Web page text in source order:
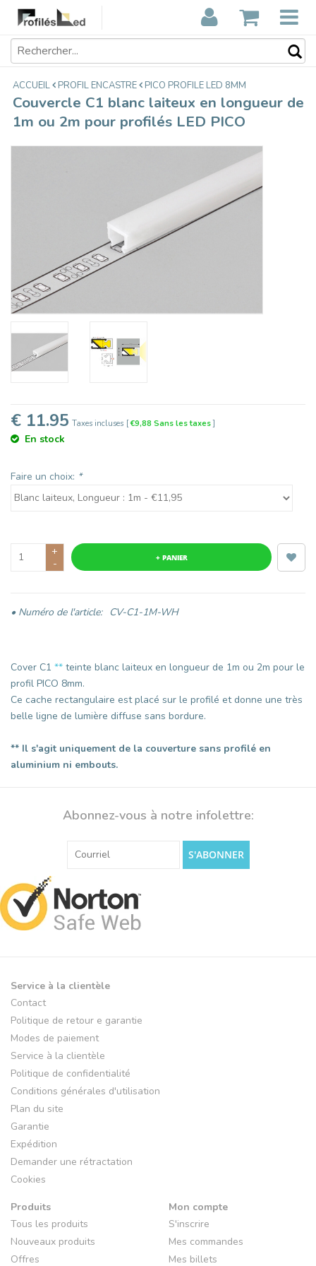
Couvercle C1 blanc laiteux en
longueur de 1m ou 2m pour profilés
€11,95
ACCUEIL PROFIL ENCASTRE PICO PROFILE LED 8MM
Couvercle C1 blanc laiteux en longueur de
1m ou 2m pour profilés LED PICO
€ 11.95 Taxes incluses [€9,88 Sans les taxes]
En stock
Faire un choix: *
+
-
+ PANIER
• Numéro de l'article: CV-C1-1M-WH
Cover C1 ** teinte blanc laiteux en longueur de 1m ou 2m pour le
profil PICO 8mm.
Ce cache rectangulaire est placé sur le profilé et donne une très
belle ligne de lumière diffuse sans bordure.
** Il s'agit uniquement de la couverture sans profilé en
aluminium ni embouts.
Abonnez-vous à notre infolettre:
S'ABONNER
Service à la clientèle
Contact
Politique de retour e garantie
Modes de paiement
Service à la clientèle
Politique de confidentialité
Conditions générales d'utilisation
Plan du site
Garantie
Expédition
Demander une rétractation
Cookies
Produits
Tous les produits
Nouveaux produits
Offres
Mon compte
S'inscrire
Mes commandes
Mes billets